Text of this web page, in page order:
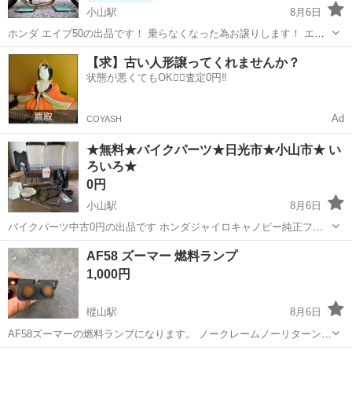
小山駅
8月6日
ホンダ エイプ50の出品です！ 乗らなくなった為お譲りします！ エン
ジン始動、走行、ブレーキ、灯火類点灯OKです！ 【カスタム内容】
・キジマ製セパレートハンドル ・ワンズアンドエム製トップブリッジ
・社外マフラー ...
栃木 小山市 小山駅 ホンダ エイプ
【求】古い人形譲ってくれませんか？
状態が悪くてもOK🙆‍♀️査定0円‼️
COYASH Ad
★無料★バイクパーツ★日光市★小山市★ い
ろいろ★
0円
小山駅
8月6日
バイクパーツ中古0円の出品です ホンダジャイロキャノピー純正フロ
ントスクリーン2個 (キズ等有) ホンダプレスカブフロントキャリア (曲
がり有) ホンダスーパーカブハンドルカバー ホンダディオAF34ステッ
プボード ...
栃木 小山市 小山駅 ホンダ
AF58 ズーマー 燃料ランプ
1,000円
樅山駅
8月6日
AF58ズーマーの燃料ランプになります。 ノークレームノーリターンで
お願いいたします。